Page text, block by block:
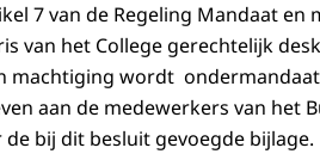
7 van de Regeling Mandaat en
van het College gerechtelijk
machtiging wordt
aan de medewerkers van het
bij dit besluit gevoegde bijlage.